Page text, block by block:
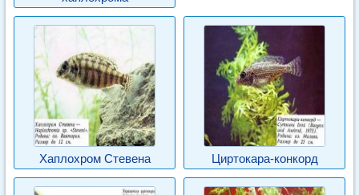
Хаплохром Стевена Циртокара-конкорд